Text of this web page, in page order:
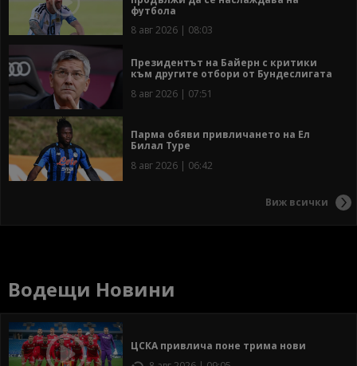
футбола
8 авг 2026 | 08:03
Президентът на Байерн с критики
към другите отбори от Бундеслигата
8 авг 2026 | 07:51
Парма обяви привличането на Ел
Билал Туре
8 авг 2026 | 06:42
Виж всички
Водещи Новини
ЦСКА привлича поне трима нови